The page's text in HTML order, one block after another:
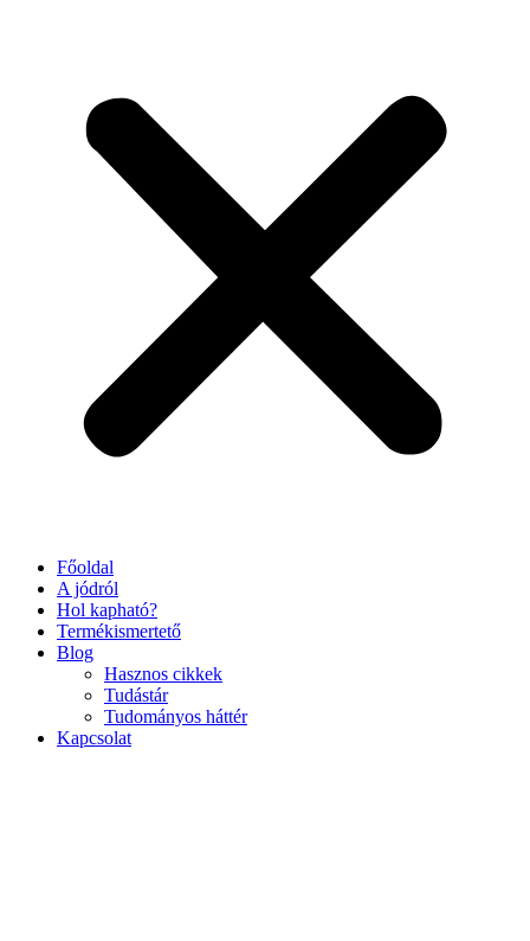
Főoldal
A jódról
Hol kapható?
Termékismertető
Blog
Hasznos cikkek
Tudástár
Tudományos háttér
Kapcsolat